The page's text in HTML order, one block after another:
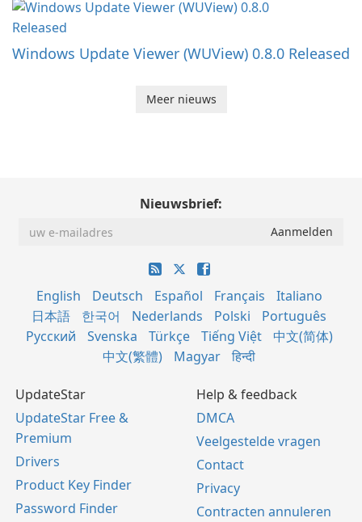
Windows Update Viewer (WUView) 0.8.0 Released
Meer nieuws
Nieuwsbrief:
English Deutsch Español Français
Italiano
日本語
한국어 Nederlands Polski
Português
Русский
Svenska Türkçe Tiếng Việt
中文(简体)
中文(繁體)
Magyar हिन्दी
UpdateStar
UpdateStar Free &
Premium
Drivers
Product Key Finder
Password Finder
Help & feedback
DMCA
Veelgestelde vragen
Contact
Privacy
Contracten annuleren